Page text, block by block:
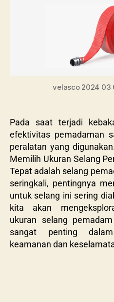
velasco 2024 03
Pada saat terjadi
efektivitas pemadaman
peralatan yang
Memilih Ukuran Selang
Tepat adalah selang
seringkali, pentingnya
untuk selang ini sering
kita akan
ukuran selang
sangat penting
keamanan dan